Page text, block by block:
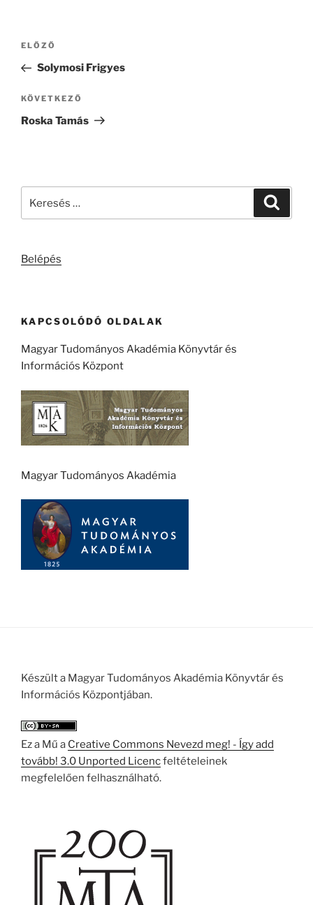
Bejegyzés
Korábbi
bejegyzés
ELŐZŐ
Solymosi Frigyes
Következő
bejegyzés
KÖVETKEZŐ
Roska Tamás
Belépés
KAPCSOLÓDÓ OLDALAK
Magyar Tudományos Akadémia Könyvtár és
Információs Központ
Magyar Tudományos Akadémia
Készült a Magyar Tudományos Akadémia Könyvtár és
Információs Központjában.
Ez a Mű a Creative Commons Nevezd meg! - Így add
tovább! 3.0 Unported Licencfeltételeinek
megfelelően felhasználható.